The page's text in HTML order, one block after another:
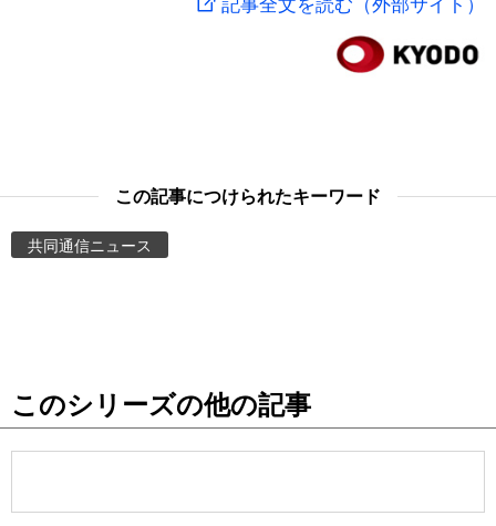
スポーツ・東京2020
Images
この記事につけられたキーワード
共同通信ニュース
このシリーズの他の記事